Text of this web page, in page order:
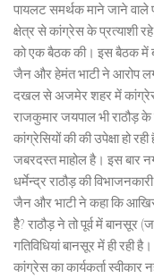
पायलट समर्थक माने जाने वाले
क्षेत्र से कांग्रेस के प्रत्याशी
को एक बैठक की। इस बैठक में
जैन और हेमंत भाटी ने आरोप
दखल से अजमेर शहर में कांग्रेस
राजकुमार जयपाल भी राठौड़
कांग्रेसियों की की उपेक्षा हो
जबरदस्त माहोल है। इस बार
धर्मेन्द्र राठौड़ की
जैन और भाटी ने कहा कि आखिर
हैै? राठौड़ ने तो पूर्व में
गतिविधियां बानसूर में ही
कांग्रेस का कार्यकर्ता